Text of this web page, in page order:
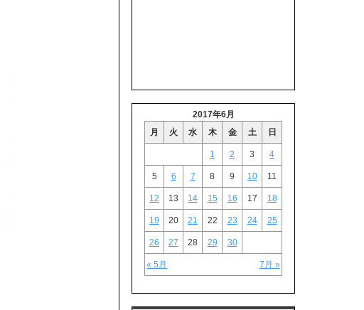
2017年6月
月
火 水 木 金 土 日
« 5月 7月 »
1 2 3 4
5 6 7 8 9 10 11
12 13 14 15 16 17 18
19 20 21 22 23 24 25
26 27 28 29 30